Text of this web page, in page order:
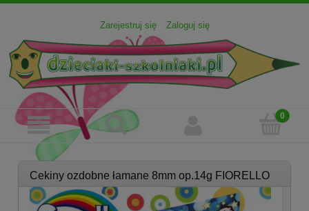
Zarejestruj się Zaloguj się
Cekiny ozdobne łamane 8mm op.14g FIORELLO